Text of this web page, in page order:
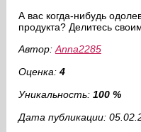
А вас когда-нибудь
продукта? Делитесь
Автор: Anna2285
Оценка: 4
Уникальность: 100 %
Дата публикации: